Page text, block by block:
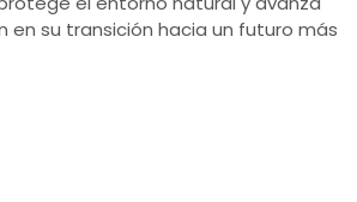
en su transición hacia un futuro más